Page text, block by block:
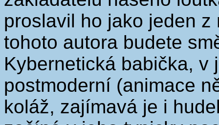
proslavil ho jako jeden
tohoto autora budete
Kybernetická babička,
postmoderní (animace
koláž, zajímavá je i